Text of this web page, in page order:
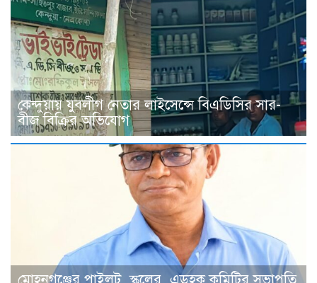
কেন্দুয়ায় যুবলীগ নেতার লাইসেন্সে বিএডিসির সার-
বীজ বিক্রির অভিযোগ